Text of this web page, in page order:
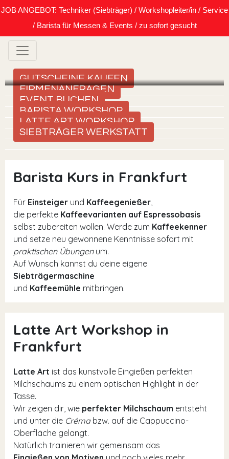
JOB ANGEBOT: Techniker (Siebträger) / Workshopleiter/in / Service
/ Barista für Messen & Events / zu sofort gesucht
GUTSCHEINE KAUFEN
FIRMENANFRAGEN
EVENT BUCHEN
BARISTA WORKSHOP
LATTE ART WORKSHOP
SIEBTRÄGER WERKSTATT
Barista Kurs in Frankfurt
Für Einsteiger und Kaffeegenießer,
die perfekte Kaffeevarianten auf Espressobasis
selbst zubereiten wollen. Werde zum Kaffeekenner
und setze neu gewonnene Kenntnisse sofort mit
praktischen Übungenum.
Auf Wunsch kannst du deine eigene
Siebträgermaschine
und Kaffeemühle mitbringen.
Latte Art Workshop in
Frankfurt
Latte Art ist das kunstvolle Eingießen perfekten
Milchschaums zu einem optischen Highlight in der
Tasse.
Wir zeigen dir, wie perfekter Milchschaum entsteht
und unter die Crémabzw. auf die Cappuccino-
Oberfläche gelangt.
Natürlich trainieren wir gemeinsam das